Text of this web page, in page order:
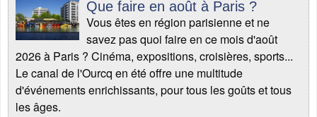
Que faire en août à Paris ?
Vous êtes en région parisienne et ne
savez pas quoi faire en ce mois d'août
2026 à Paris ? Cinéma, expositions, croisières, sports...
Le canal de l'Ourcq en été offre une multitude
d'événements enrichissants, pour tous les goûts et tous
les âges.